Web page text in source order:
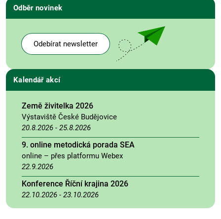
Odběr novinek
Odebírat newsletter
Kalendář akcí
Země živitelka 2026
Výstaviště České Budějovice
20.8.2026 - 25.8.2026
9. online metodická porada SEA
online – přes platformu Webex
22.9.2026
Konference Říční krajina 2026
22.10.2026 - 23.10.2026